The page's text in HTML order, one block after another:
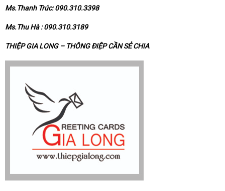
Ms.Thanh Trúc: 090.310.3398
Ms.Thu Hà : 090.310.3189
THIỆP GIA LONG – THÔNG ĐIỆP CẦN SẺ CHIA